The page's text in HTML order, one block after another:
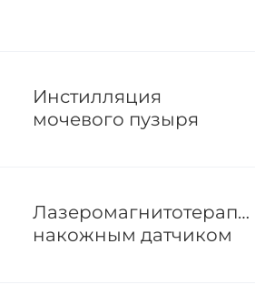
Инстилляция
мочевого пузыря
Лазеромагнитотерапия
накожным датчиком